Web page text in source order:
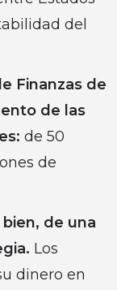
del
Finanzas de
de las
de 50
de
de una
Los
dinero en